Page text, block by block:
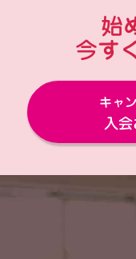
始
今す
キャ
入